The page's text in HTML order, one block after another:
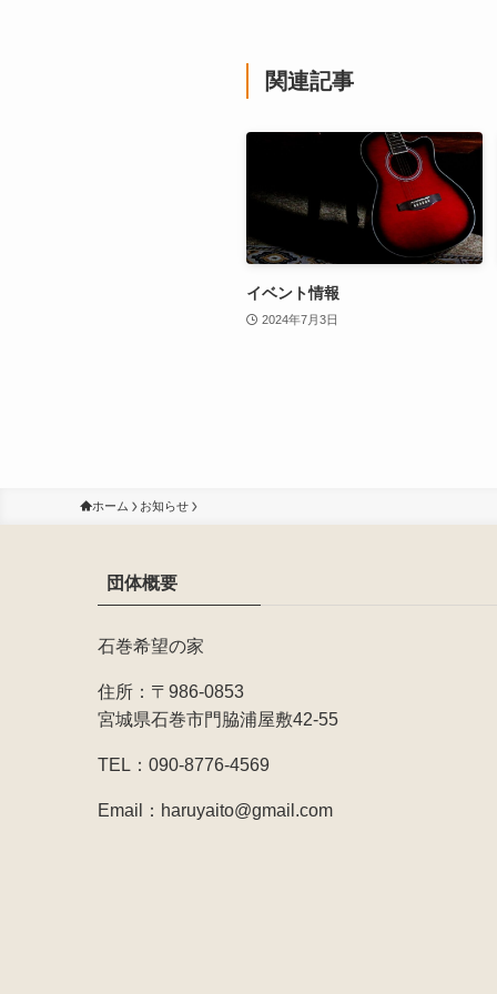
関連記事
イベント情報
2024年7月3日
ホーム お知らせ
団体概要
石巻希望の家
住所：〒986-0853
宮城県石巻市門脇浦屋敷42-55
TEL：090-8776-4569
Email：haruyaito@gmail.com